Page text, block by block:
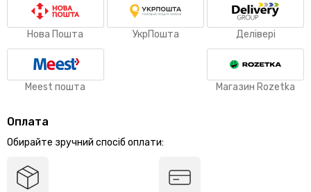
Нова Пошта УкрПошта Делівері
Meest пошта Магазин Rozetka
Оплата
Обирайте зручний спосіб оплати: